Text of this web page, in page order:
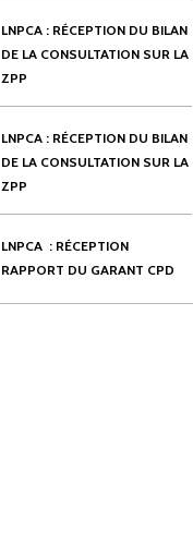
LNPCA : RÉCEPTION DU BILAN
DE LA CONSULTATION SUR LA
ZPP
LNPCA : RÉCEPTION DU BILAN
DE LA CONSULTATION SUR LA
ZPP
LNPCA : RÉCEPTION
RAPPORT DU GARANT CPD